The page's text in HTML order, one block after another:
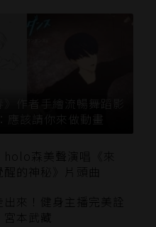
》作者手繪流暢舞蹈影
應該請你來做動畫
holo森美聲演唱《來
醒的神秘》片頭曲
出來！健身主播完美詮
本武藏